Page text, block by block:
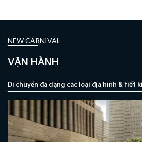
NEW CARNIVAL
VẬN HÀNH
Di chuyển đa dạng các loại địa hình & tiết